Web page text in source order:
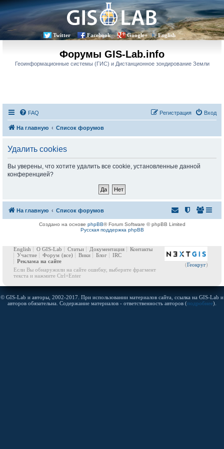
Twitter Facebook Google+ English
Форумы GIS-Lab.info
Геоинформационные системы (ГИС) и Дистанционное зондирование Земли
FAQ Вход
Регистрация
На главную Список форумов
Удалить cookies
Вы уверены, что хотите удалить все cookie, установленные данной
конференцией?
На главную Список форумов
Создано на основе phpBB® Forum Software © phpBB Limited
Русская поддержка phpBB
(Геокруг)
English О GIS-Lab Статьи Документация
Контакты
Участие
Форум (все) Вики Блог
IRC
Реклама на сайте
Если Вы обнаружили на сайте ошибку, выберите фрагмент
текста и нажмите Ctrl+Enter
© GIS-Lab и авторы, 2002-2017. При использовании материалов сайта, ссылка на GIS-Lab и
авторов обязательна. Содержание материалов - ответственность авторов (подробнее).